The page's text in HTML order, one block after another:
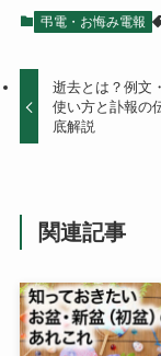
弔電・お悔み電報
逝去とは？例文
使い方と訃報の
底解説
関連記事